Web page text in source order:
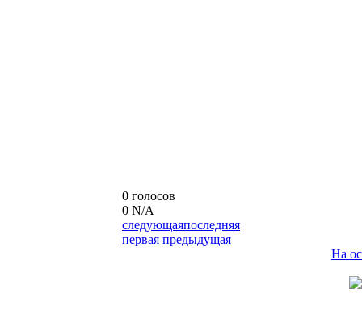
0 голосов
0 N/A
следующаяпоследняя
первая предыдущая
На